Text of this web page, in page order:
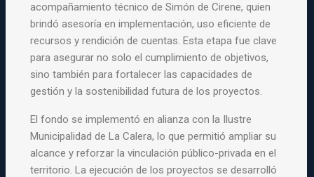
acompañamiento técnico de Simón de Cirene, quien
brindó asesoría en implementación, uso eficiente de
recursos y rendición de cuentas. Esta etapa fue clave
para asegurar no solo el cumplimiento de objetivos,
sino también para fortalecer las capacidades de
gestión y la sostenibilidad futura de los proyectos.
El fondo se implementó en alianza con la Ilustre
Municipalidad de La Calera, lo que permitió ampliar su
alcance y reforzar la vinculación público-privada en el
territorio. La ejecución de los proyectos se desarrolló